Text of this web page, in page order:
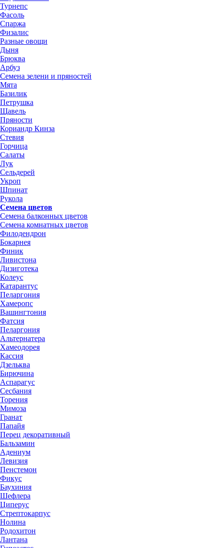
Турнепс
Фасоль
Спаржа
Физалис
Разные овощи
Дыня
Брюква
Арбуз
Семена зелени и пряностей
Мята
Базилик
Петрушка
Щавель
Пряности
Кориандр Кинза
Стевия
Горчица
Салаты
Лук
Сельдерей
Укроп
Шпинат
Рукола
Семена цветов
Семена балконных цветов
Семена комнатных цветов
Филодендрон
Бокарнея
Финик
Ливистона
Дизиготека
Колеус
Катарантус
Пеларгония
Хамеропс
Вашингтония
Фатсия
Пеларгония
Альтернатера
Хамеодорея
Кассия
Дзельква
Бирючина
Аспарагус
Сесбания
Торения
Мимоза
Гранат
Папайя
Перец декоративный
Бальзамин
Адениум
Левизия
Пенстемон
Фикус
Баухиния
Шефлера
Циперус
Стрептокарпус
Нолина
Родохитон
Лантана